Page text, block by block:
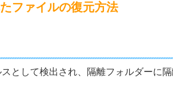
ファイルの復元方法
として検出され、隔離フォルダーに